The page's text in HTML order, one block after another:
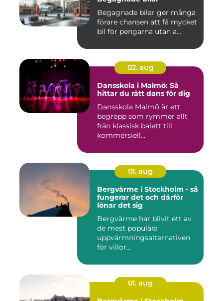
Begagnade bilar ger många
förare chansen att få mycket
bil för pengarna utan a...
02. aug
Dansskola i Malmö: Så
hittar du rätt dans för dig
Dansskola Malmö är ett
begrepp som rymmer allt
från klassisk balett till
kommersiell...
01. aug
Bergvärme i Stockholm - så
fungerar det och därför
lönar det sig
Bergvärme har blivit ett av
de mest populära
uppvärmningsalternativen
för villor...
01. aug